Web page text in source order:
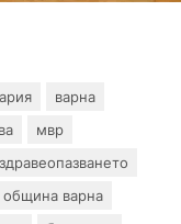
варна
мвр
община варна